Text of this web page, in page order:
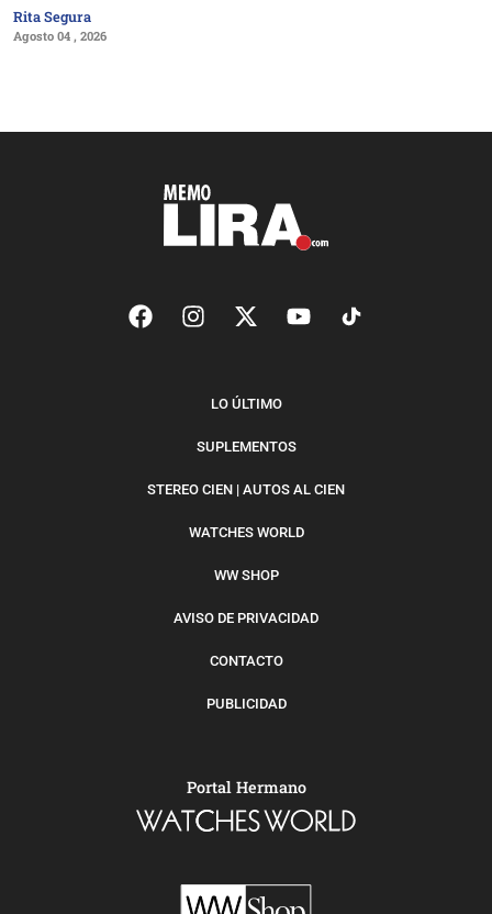
Rita Segura
Agosto 04 , 2026
LO ÚLTIMO
SUPLEMENTOS
STEREO CIEN | AUTOS AL CIEN
WATCHES WORLD
WW SHOP
AVISO DE PRIVACIDAD
CONTACTO
PUBLICIDAD
Portal Hermano